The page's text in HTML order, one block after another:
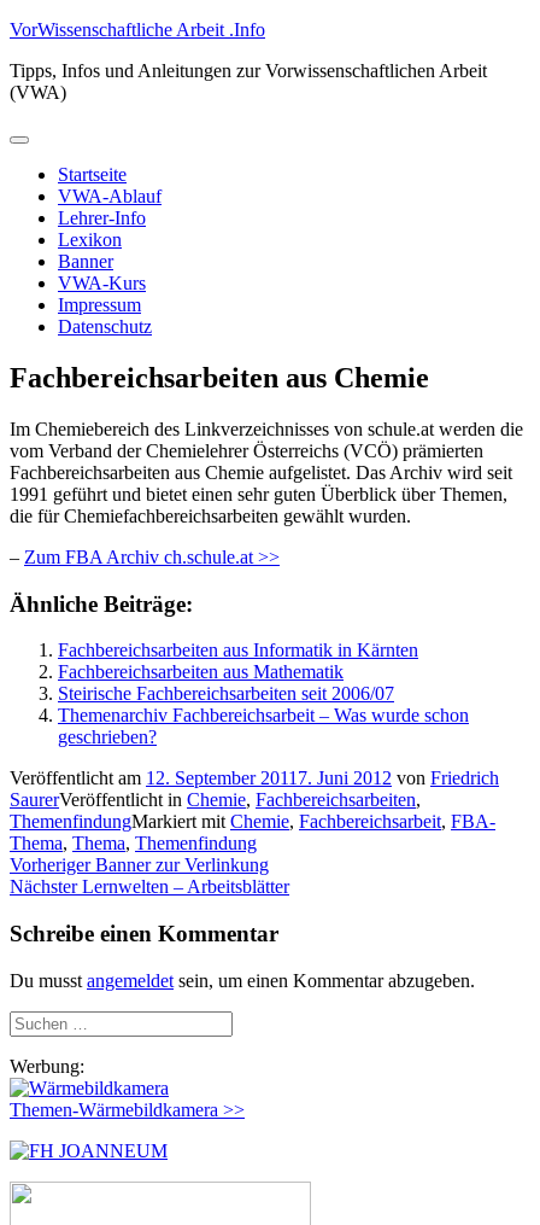
Zum
springen
VorWissenschaftliche Arbeit .Info
Tipps, Infos und Anleitungen zur Vorwissenschaftlichen Arbeit
(VWA)
Primäres
Startseite
VWA-Ablauf
Lehrer-Info
Lexikon
Banner
VWA-Kurs
Impressum
Datenschutz
Fachbereichsarbeiten aus Chemie
Im Chemiebereich des Linkverzeichnisses von schule.at werden die
vom Verband der Chemielehrer Österreichs (VCÖ) prämierten
Fachbereichsarbeiten aus Chemie aufgelistet. Das Archiv wird seit
1991 geführt und bietet einen sehr guten Überblick über Themen,
die für Chemiefachbereichsarbeiten gewählt wurden.
– Zum FBA Archiv ch.schule.at >>
Ähnliche Beiträge:
Fachbereichsarbeiten aus Informatik in Kärnten
Fachbereichsarbeiten aus Mathematik
Steirische Fachbereichsarbeiten seit 2006/07
Themenarchiv Fachbereichsarbeit – Was wurde schon
geschrieben?
Veröffentlicht am 12. September 2011 7. Juni 2012 von Friedrich
SaurerVeröffentlicht in Chemie, Fachbereichsarbeiten,
ThemenfindungMarkiert mit Chemie, Fachbereichsarbeit, FBA-
Thema, Thema, Themenfindung
Beitragsnavigation
Vorheriger Vorheriger
Beitrag:
Banner zur Verlinkung
Nächster Nächster
Lernwelten – Arbeitsblätter
Schreibe einen Kommentar
Du musst angemeldet sein, um einen Kommentar abzugeben.
Suchen
nach:
Werbung:
Themen-Wärmebildkamera >>